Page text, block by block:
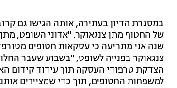
במסגרת הדיון בעתירה, אותה הגישו גם
שנה אני מתריעה כי עסקאות חטופים
צנגאוקר בפנייה לשופט, "בשבוע שעבר
הצדקת טרפודי העסקה תוך עידוד קידום
למשפחות החטופים, תוך כדי שמציירים